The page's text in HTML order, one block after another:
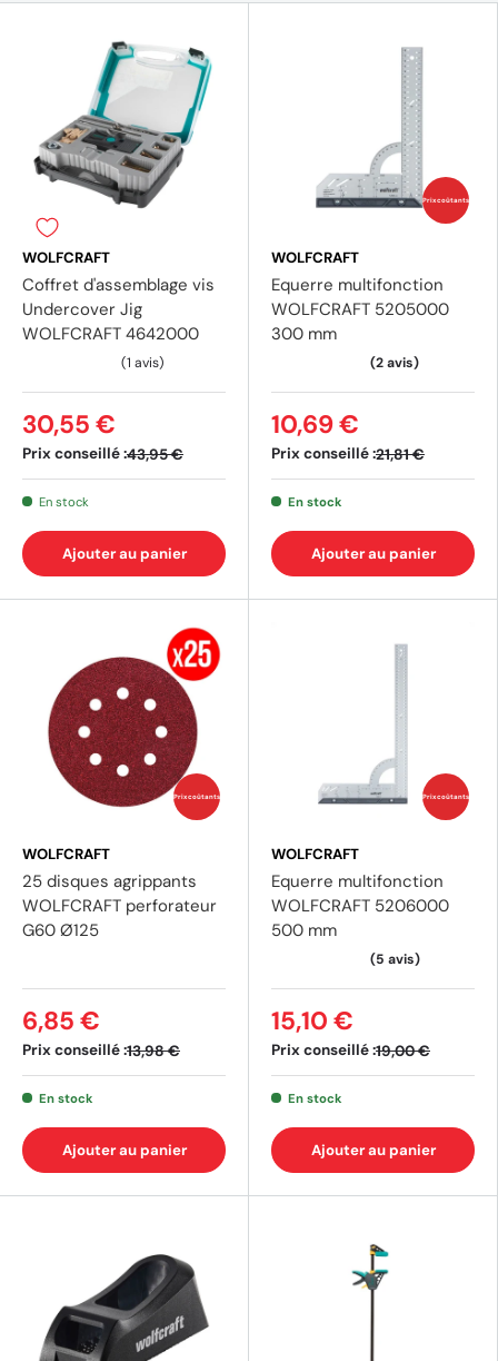
WOLFCRAFT
Coffret d'assemblage vis
Undercover Jig
WOLFCRAFT 4642000
(1 avis)
Prix conseillé :43,95 €
30,55 €
En stock
Ajouter au panier
Prix coûtants
WOLFCRAFT
Equerre multifonction
WOLFCRAFT 5205000
300 mm
(2
Prix conseillé :21,81 €
10,69 €
En stock
Ajouter au panier
Prix coûtants
WOLFCRAFT
25 disques agrippants
WOLFCRAFT perforateur
G60 Ø125
Prix conseillé :13,98 €
6,85 €
En stock
Ajouter au panier
Prix coûtants
WOLFCRAFT
Equerre multifonction
WOLFCRAFT 5206000
500 mm
Prix conseillé :19,00 €
15,10 €
En stock
Ajouter au panier